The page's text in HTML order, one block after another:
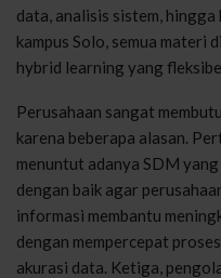
data, analisis sistem,
kampus Solo, semua materi
hybrid learning yang
Perusahaan sangat
karena beberapa alasan.
menuntut adanya SDM
dengan baik agar
informasi membantu
dengan mempercepat
akurasi data. Ketiga,